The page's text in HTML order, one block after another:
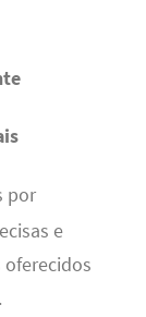
por
e